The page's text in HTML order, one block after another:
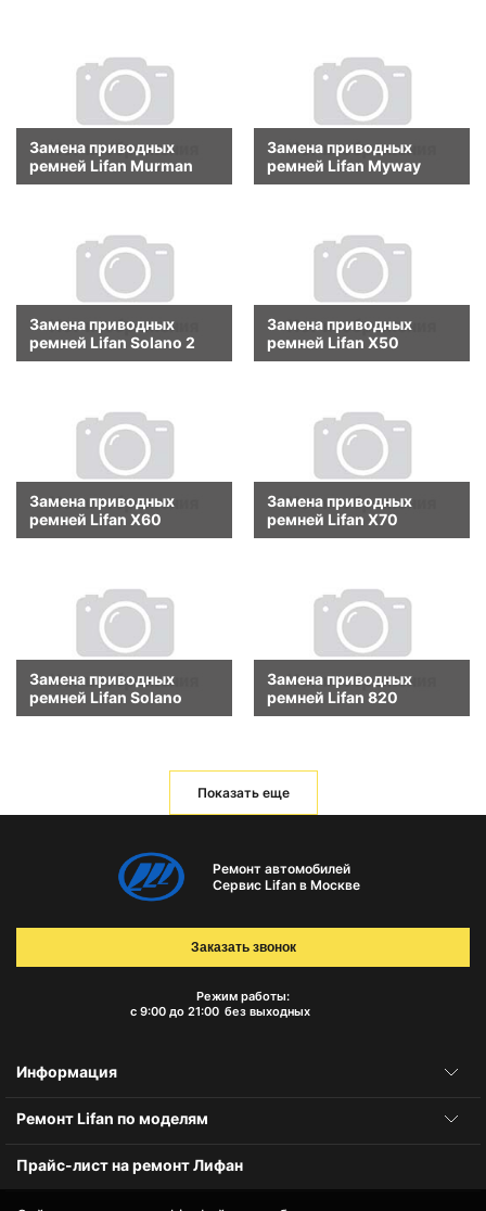
Замена приводных
ремней Lifan Murman
Замена приводных
ремней Lifan Myway
Замена приводных
ремней Lifan Solano 2
Замена приводных
ремней Lifan X50
Замена приводных
ремней Lifan X60
Замена приводных
ремней Lifan X70
Замена приводных
ремней Lifan Solano
Замена приводных
ремней Lifan 820
Показать еще
Ремонт автомобилей
Сервис Lifan в Москве
Режим работы:
с 9:00 до 21:00 без выходных
Заказать звонок
Информация
Ремонт Lifan по моделям
Прайс-лист на ремонт Лифан